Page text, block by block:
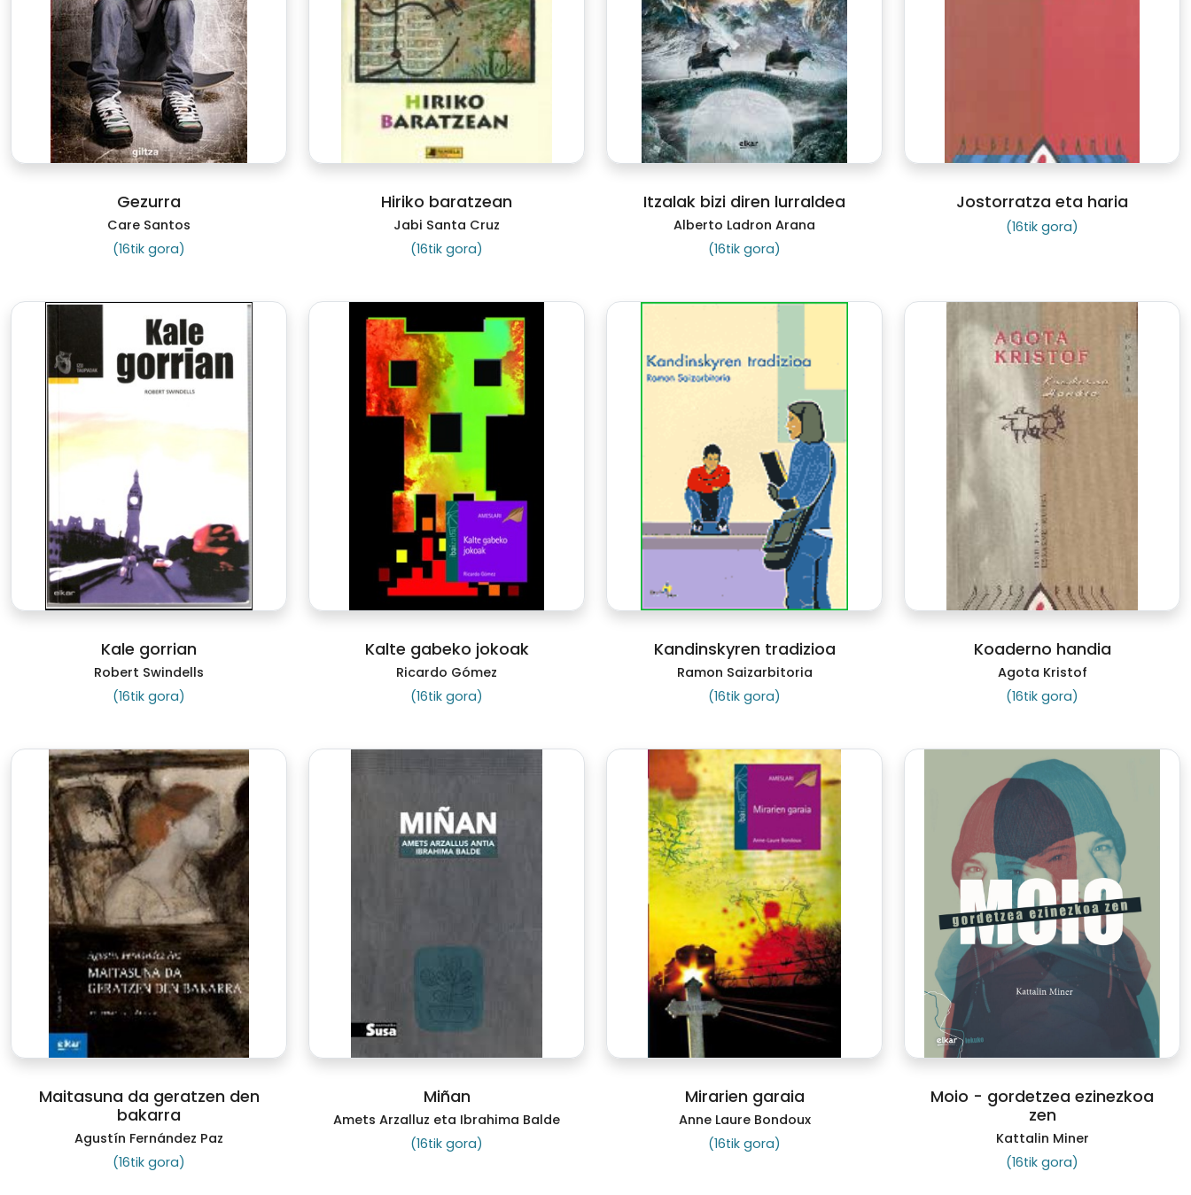
Gezurra
Care Santos
(16tik gora)
Hiriko baratzean
Jabi Santa Cruz
(16tik gora)
Itzalak bizi diren lurraldea
Alberto Ladron Arana
(16tik gora)
Jostorratza eta haria
(16tik gora)
Kale gorrian
Robert Swindells
(16tik gora)
Kalte gabeko jokoak
Ricardo Gómez
(16tik gora)
Kandinskyren tradizioa
Ramon Saizarbitoria
(16tik gora)
Koaderno handia
Agota Kristof
(16tik gora)
Maitasuna da geratzen den
bakarra
Agustín Fernández Paz
(16tik gora)
Miñan
Amets Arzalluz eta Ibrahima Balde
(16tik gora)
Mirarien garaia
Anne Laure Bondoux
(16tik gora)
Moio - gordetzea ezinezkoa
zen
Kattalin Miner
(16tik gora)